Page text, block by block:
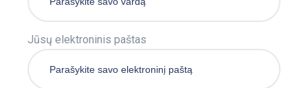
Jūsų elektroninis paštas